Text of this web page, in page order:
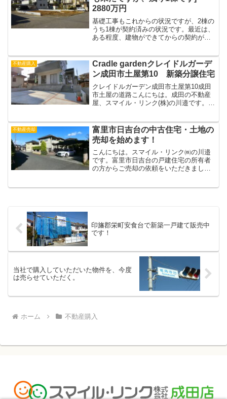
2880万円
基礎工事もこれからの状況ですが、2棟の
うち1棟が契約済みの状況です。最近は、
ある程度、建物ができてからの契約が多
末予定）売却済みのほうは、南東の角地
で、平坦地という...
不動産購入
Cradle gardenクレイドルガーデ
ン成田市土屋第10 新築分譲住宅
クレイドルガーデン成田市土屋第10成田
市土屋の道路こんにちは。成田の不動産
屋、スマイル・リンク(株)の川邉です。成
今回はCradle gardenクレイドルガーデ
ン成田...
不動産売却
富里市日吉台の中古住宅・土地の
売却を始めます！
こんにちは。スマイル・リンク㈱の川邉
です。富里市日吉台の戸建住宅の所有者
の方からご売却の依頼をいただきまし
印旛郡栄町安食台で新築一戸建て販売中
です！
当社で購入していただいた物件を、今度
は売らせていただく。
ホーム 不動産購入